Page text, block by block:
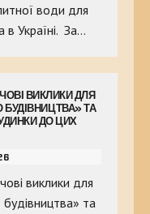
води для
в Україні. За…
ВИКЛИКИ ДЛЯ
БУДІВНИЦТВА» ТА
ДО ЦИХ
виклики для
та